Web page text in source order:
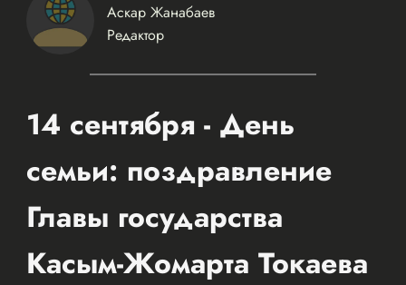
Аскар Жанабаев
Редактор
14 сентября - День
семьи: поздравление
Главы государства
Касым-Жомарта Токаева